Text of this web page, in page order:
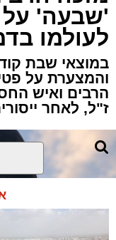
בינוני.
כוחות ההצלה
דרום" ו"איחוד
על אירוע אלימות
החובשים
לפצוע טיפול
להמשך טיפול
כוחות משטרה
ופתחו בחקירה
'שבעה' על
לעולמו
במוצאי שבת
והמצערת על
הרבים ואיש
ז"ל, לאחר